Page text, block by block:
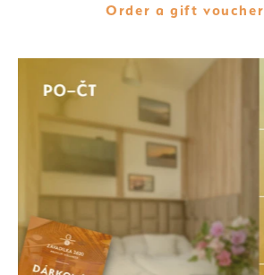
Order a gift voucher